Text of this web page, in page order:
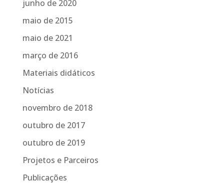
junho de 2020
maio de 2015
maio de 2021
março de 2016
Materiais didáticos
Notícias
novembro de 2018
outubro de 2017
outubro de 2019
Projetos e Parceiros
Publicações